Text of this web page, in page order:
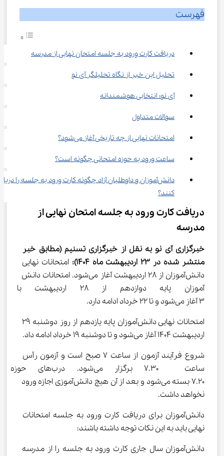
فهرست
دریافت کارت ورود به جلسه امتحان نهایی از مدرسه
تحلیل این خبر از نگاه تحلیلگر آی نو
آی نو؛ انتخابی هوشمندانه
سوالات متداول
امتحانات نهایی از چه تاریخی آغاز می‌شود؟
ساعت ورود به حوزه امتحانی چگونه است؟
دانش‌آموزان و داوطلبان آزاد چگونه کارت ورود به جلسه را
کنند؟
دریافت کارت ورود به جلسه امتحان نهایی از
مدرسه
خبرگزاری آی نو به نقل از خبرگزاری تسنیم (مطابق خبر
منتشر شده در 23 اردیبهشت ماه 1404):
امتحانات نهایی
دانش‌آموزان از 28 اردیبهشت آغاز می‌شود. امتحانات دانش
آموزان پایه دوازدهم از
3 آغاز می‌شود و تا 22 خرداد ادامه دارد.
اردیبهشت 1404 آغاز می‌شود و تا دوشنبه 19 خرداد ادامه داد.
شروع فرآیند آزمون از ساعت 7 صبح است و آزمون رأس
ساعت  7.30 برگزار
7.20 بسته می‌شود و بعد از آن هیچ دانش‌آموزی اجازه ورود
نخواهد داشت.
دانش‌آموزان برای دریافت کارت ورود به جلسه امتحانات
نهایی باید به این نکات توجه داشته باشند:
دانش‌آموزان سال جاری کارت ورود به جلسه را از مدرسه